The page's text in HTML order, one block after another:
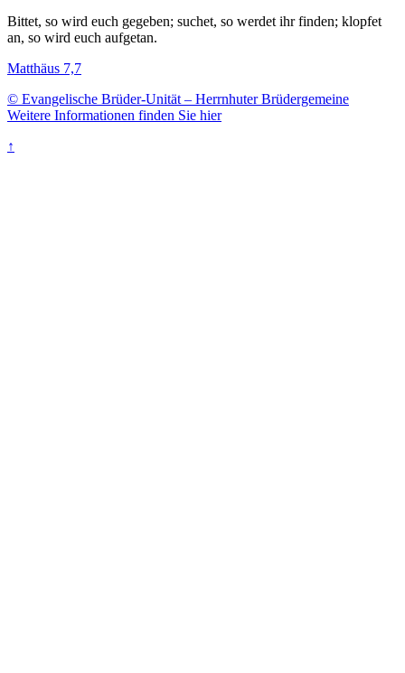
Bittet, so wird euch gegeben; suchet, so werdet ihr finden; klopfet
an, so wird euch aufgetan.
Matthäus 7,7
© Evangelische Brüder-Unität – Herrnhuter Brüdergemeine
Weitere Informationen finden Sie hier
↑